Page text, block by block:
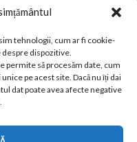
tehnologii, cum ar fi cookie-
despre dispozitive.
permite să procesăm date, cum
pe acest site. Dacă nu îți dai
dat poate avea afecte negative
bune telefoane
Romania 2025
schimba ora în 2026
Boarding Pass
cookie-uri (UE)